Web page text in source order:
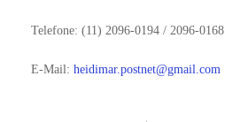
Telefone: (11) 2096-0194 / 2096-0168.
E-Mail: heidimar.postnet@gmail.com